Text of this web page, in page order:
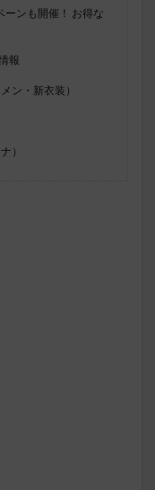
ーンも開催！ お得な
報
ン・新衣装）
）